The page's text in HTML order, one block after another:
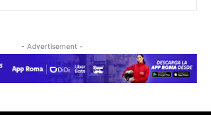
- Advertisement -